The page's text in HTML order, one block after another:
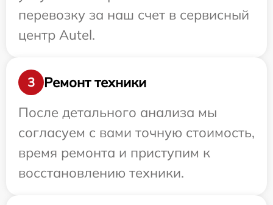
перевозку за наш счет в сервисный
центр Autel.
3
Ремонт техники
После детального анализа мы
согласуем с вами точную стоимость,
время ремонта и приступим к
восстановлению техники.